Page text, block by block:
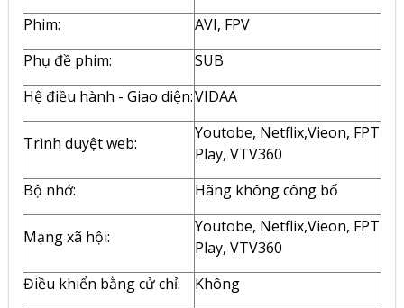
Phim:
AVI, FPV
Phụ đề phim:
SUB
Hệ điều hành - Giao diện:VIDAA
Trình duyệt web:
Youtobe, Netflix,Vieon, FPT
Play, VTV360
Bộ nhớ:
Hãng không công bố
Mạng xã hội:
Youtobe, Netflix,Vieon, FPT
Play, VTV360
Điều khiển bằng cử chỉ:
Không